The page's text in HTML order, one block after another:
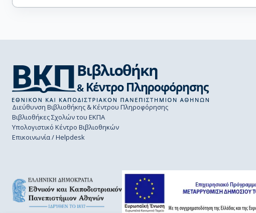
Διεύθυνση Βιβλιοθήκης & Κέντρου Πληροφόρησης
Βιβλιοθήκες Σχολών του ΕΚΠΑ
Υπολογιστικό Κέντρο Βιβλιοθηκών
Επικοινωνία / Helpdesk